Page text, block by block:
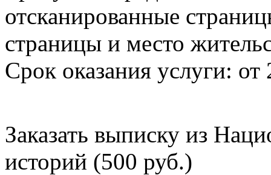
отсканированные
страницы и место
Срок оказания услуги: от
Заказать выписку из
историй (500 руб.)